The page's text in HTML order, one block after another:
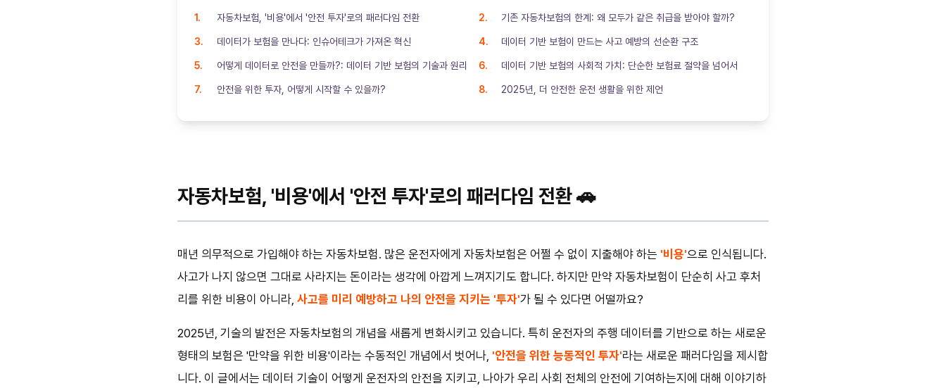
자동차보험, '비용'에서 '안전 투자'로의 패러다임 전환 기존 자동차보험의 한계: 왜 모두가 같은 취급을 받아야 할까?
데이터가 보험을 만나다: 인슈어테크가 가져온 혁신 데이터 기반 보험이 만드는 사고 예방의 선순환 구조
어떻게 데이터로 안전을 만들까?: 데이터 기반 보험의 기술과 원리 데이터 기반 보험의 사회적 가치: 단순한 보험료 절약을 넘어서
안전을 위한 투자, 어떻게 시작할 수 있을까? 2025년, 더 안전한 운전 생활을 위한 제언
자동차보험, '비용'에서 '안전 투자'로의 패러다임 전환 🚗
매년 의무적으로 가입해야 하는 자동차보험. 많은 운전자에게 자동차보험은 어쩔 수 없이 지출해야 하는 '비용'으로 인식됩니다.
사고가 나지 않으면 그대로 사라지는 돈이라는 생각에 아깝게 느껴지기도 합니다. 하지만 만약 자동차보험이 단순히 사고 후처
리를 위한 비용이 아니라, 사고를 미리 예방하고 나의 안전을 지키는 '투자'가 될 수 있다면 어떨까요?
2025년, 기술의 발전은 자동차보험의 개념을 새롭게 변화시키고 있습니다. 특히 운전자의 주행 데이터를 기반으로 하는 새로운
형태의 보험은 '만약을 위한 비용'이라는 수동적인 개념에서 벗어나, '안전을 위한 능동적인 투자'라는 새로운 패러다임을 제시합
니다. 이 글에서는 데이터 기술이 어떻게 운전자의 안전을 지키고, 나아가 우리 사회 전체의 안전에 기여하는지에 대해 이야기하